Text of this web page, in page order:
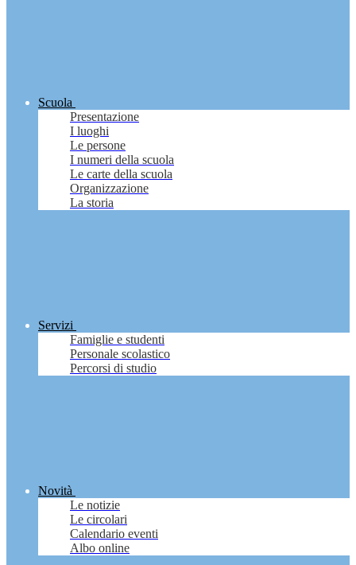
Scuola
Presentazione
I luoghi
Le persone
I numeri della scuola
Le carte della scuola
Organizzazione
La storia
Servizi
Famiglie e studenti
Personale scolastico
Percorsi di studio
Novità
Le notizie
Le circolari
Calendario eventi
Albo online